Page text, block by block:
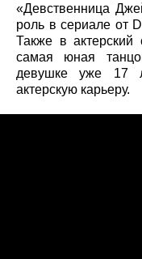
«Девственница
роль в сериале от
Также в
самая юная
девушке уже 17
актерскую карьеру.